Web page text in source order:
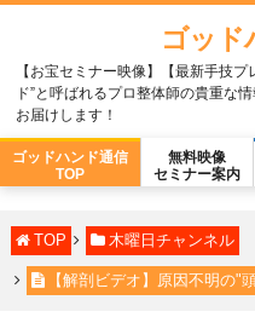
ゴッド
【お宝セミナー映像】【最新手技
ド”と呼ばれるプロ整体師の貴重な
お届けします！
ゴッドハンド通信
TOP
無料映像
セミナー案内
TOP 木曜日チャンネル
【解剖ビデオ】原因不明の"